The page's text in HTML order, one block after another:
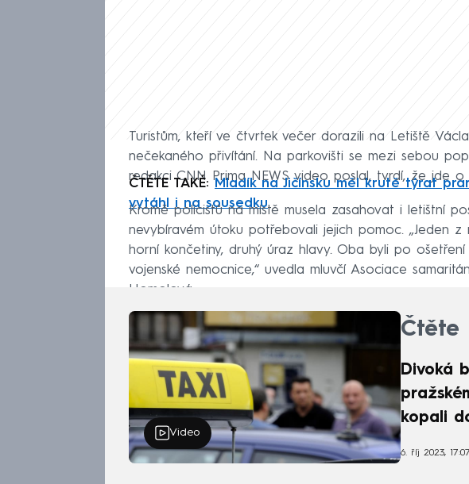
Turistům, kteří ve čtvrtek večer dorazili na Letiště
nečekaného přivítání. Na parkovišti se mezi sebou
redakci CNN Prima NEWS video poslal, tvrdí, že jde o
ČTĚTE TAKÉ:Mladík na Jičínsku měl krutě týrat
vytáhl i na sousedku
Kromě policistů na místě musela zasahovat i letištní
nevybíravém útoku potřebovali jejich pomoc. „Jeden
horní končetiny, druhý úraz hlavy. Oba byli po
vojenské nemocnice,“ uvedla mluvčí Asociace
Homolová.
Video
Čtěte
Divoká
kopali
6. říj 2023, 17:07